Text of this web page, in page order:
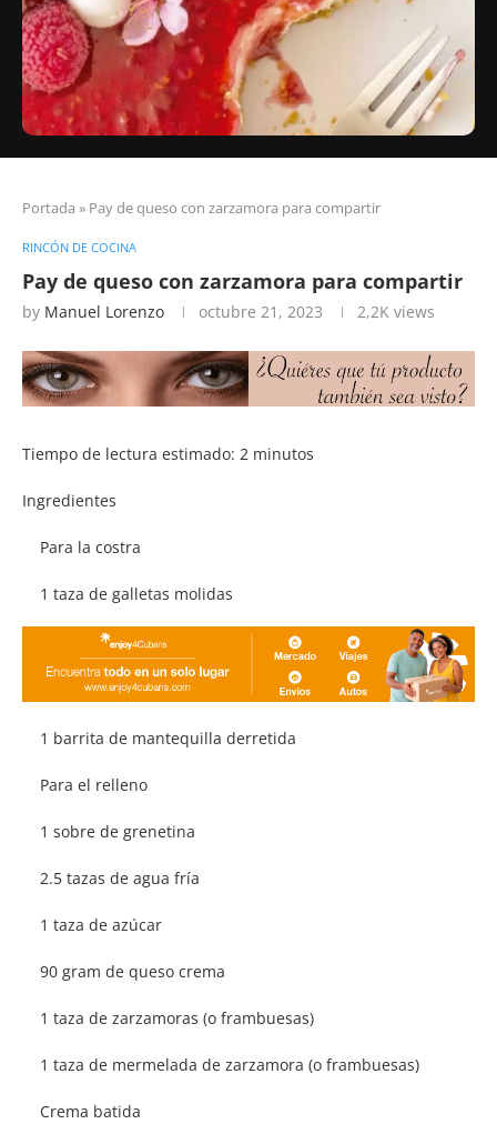
Portada » Pay de queso con zarzamora para compartir
RINCÓN DE COCINA
Pay de queso con zarzamora para compartir
by Manuel Lorenzo octubre 21, 2023 2,2K views
Tiempo de lectura estimado: 2 minutos
Ingredientes
Para la costra
1 taza de galletas molidas
1 barrita de mantequilla derretida
Para el relleno
1 sobre de grenetina
2.5 tazas de agua fría
1 taza de azúcar
90 gram de queso crema
1 taza de zarzamoras (o frambuesas)
1 taza de mermelada de zarzamora (o frambuesas)
Crema batida